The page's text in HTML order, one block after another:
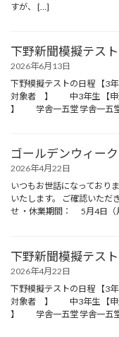
すが、 […]
下野新聞模擬テス
2026年6月13日
下野模擬テストの日程
対象者 】 中3年生 【申
】 学舎一五堂 学舎一五
ゴールデンウィー
2026年4月22日
いつもお世話になっており
いたします。 ご確認いただ
せ ・休業期間： 5月4日
下野新聞模擬テス
2026年4月22日
下野模擬テストの日程
対象者 】 中3年生 【申
】 学舎一五堂 学舎一五